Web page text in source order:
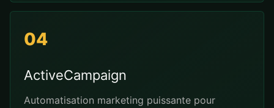
04
ActiveCampaign
Automatisation marketing puissante pour